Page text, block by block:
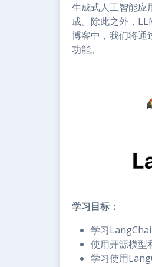
生成式人工智能应
成。除此之外，
博客中，我们将
功能。
学习目标：
学习
使用开源模型
学习使用